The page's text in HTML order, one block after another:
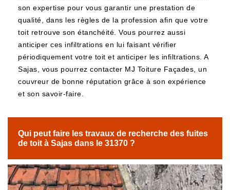
son expertise pour vous garantir une prestation de
qualité, dans les règles de la profession afin que votre
toit retrouve son étanchéité. Vous pourrez aussi
anticiper ces infiltrations en lui faisant vérifier
périodiquement votre toit et anticiper les infiltrations. A
Sajas, vous pourrez contacter MJ Toiture Façades, un
couvreur de bonne réputation grâce à son expérience
et son savoir-faire.
Qui peut faire les travaux de recherche des fuites
de toit à Sajas dans le 31370 ?